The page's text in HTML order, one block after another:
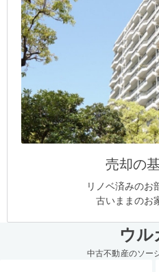
売却の
リノベ済みのお
古いままのお
ウル
中古不動産のソー